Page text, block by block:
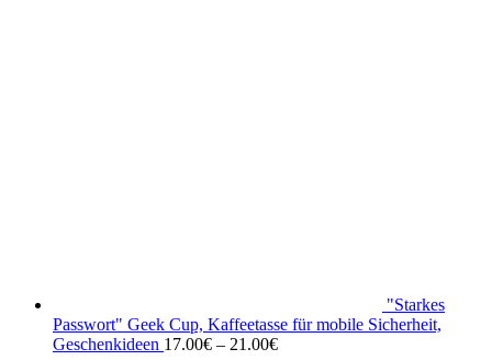
"Starkes
Passwort" Geek Cup, Kaffeetasse für mobile Sicherheit,
Geschenkideen 17.00€ – 21.00€